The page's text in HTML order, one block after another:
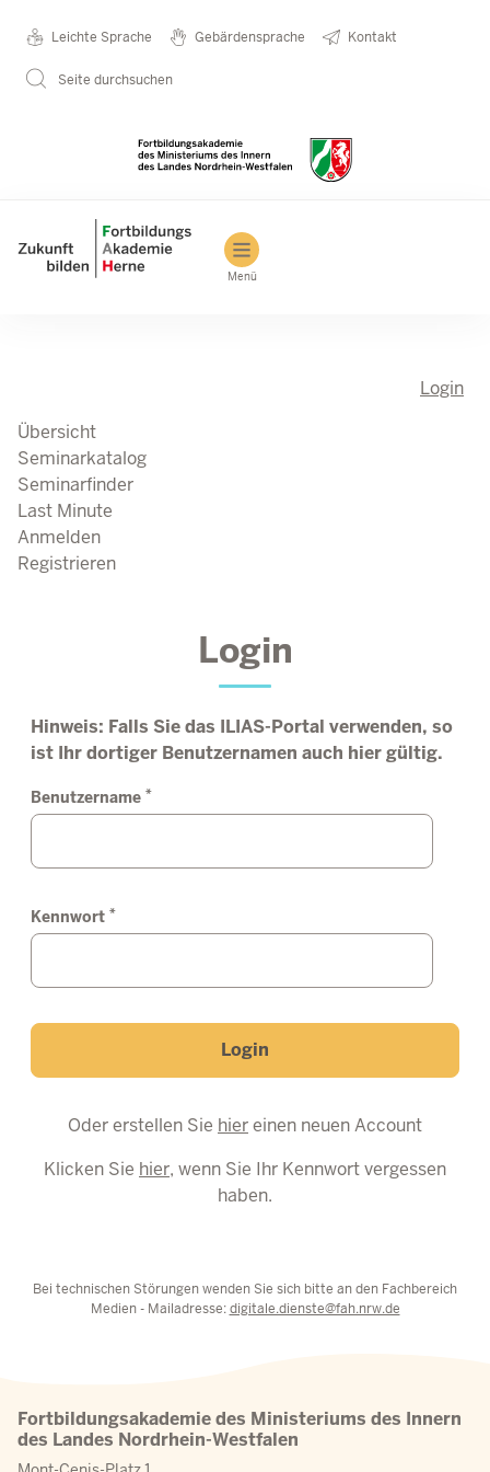
Metanavigation
Leichte Sprache Gebärdensprache Kontakt
Seite durchsuchen
Main navigation
Menü
Login
Übersicht
Seminarkatalog
Seminarfinder
Last Minute
Anmelden
Registrieren
Login
Hinweis: Falls Sie das ILIAS-Portal verwenden, so
ist Ihr dortiger Benutzernamen auch hier gültig.
Benutzername *
Kennwort *
Login
Oder erstellen Sie hiereinen neuen Account
Klicken Sie hier, wenn Sie Ihr Kennwort vergessen
haben.
Bei technischen Störungen wenden Sie sich bitte an den Fachbereich
Medien - Mailadresse:digitale.dienste@fah.nrw.de
Fortbildungsakademie des Ministeriums des Innern
des Landes Nordrhein-Westfalen